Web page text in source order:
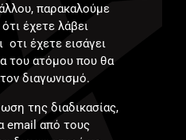
παρακαλούμε
έχετε λάβει
οτι έχετε εισάγει
του ατόμου που θα
διαγωνισμό.
της διαδικασίας,
email από τους